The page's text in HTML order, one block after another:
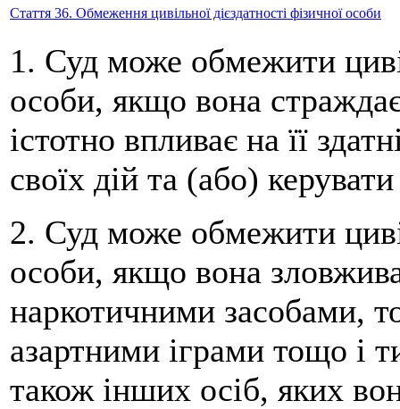
Стаття 36. Обмеження цивільної дієздатності фізичної особи
1. Суд може обмежити
особи, якщо вона
істотно впливає на її
своїх дій та (або)
2. Суд може обмежити
особи, якщо вона
наркотичними засобами,
азартними іграми тощо і
також інших осіб, яких